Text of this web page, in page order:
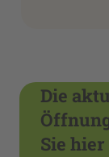
Die
Sie hier